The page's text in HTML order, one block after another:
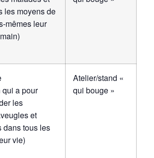
les moyens de
mêmes leur
a pour
les
et
dans tous les
vie)
Atelier/stand «
qui bouge »